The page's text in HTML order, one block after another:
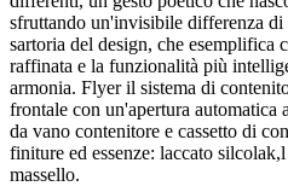
sfruttando un'invisibile differenza
sartoria del design, che esemplifica
raffinata e la funzionalità più
armonia. Flyer il sistema di
frontale con un'apertura automatica
da vano contenitore e cassetto di
finiture ed essenze: laccato
massello.